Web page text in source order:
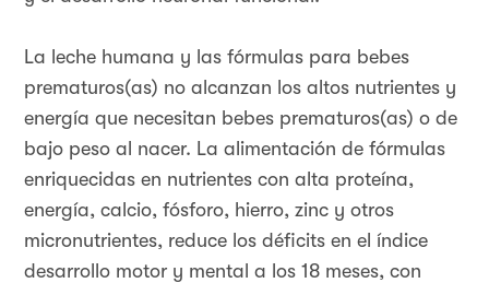
La leche humana y las fórmulas para bebes
prematuros(as) no alcanzan los altos nutrientes y
energía que necesitan bebes prematuros(as) o de
bajo peso al nacer. La alimentación de fórmulas
enriquecidas en nutrientes con alta proteína,
energía, calcio, fósforo, hierro, zinc y otros
micronutrientes, reduce los déficits en el índice
desarrollo motor y mental a los 18 meses, con